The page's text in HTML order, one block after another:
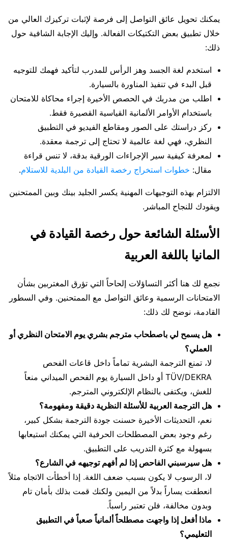
يمكنك تحويل عائق التواصل إلى فرصة لإثبات تركيزك العالي من
خلال تطبيق بعض التكتيكات الفعالة. وإليك الإجابة الشافية حول
ذلك:
استخدم لغة الجسد وهز الرأس للمدرب لتأكيد فهمك للتوجيه
قبل البدء في تنفيذ المناورة بالسيارة.
اطلب من مدربك في الحصص الأخيرة إجراء محاكاة للامتحان
باستخدام الأوامر الألمانية القياسية القصيرة فقط.
ركز دراستك على الصور ومقاطع الفيديو في التطبيق
النظري، فهي لغة عالمية لا تحتاج إلى ترجمة معقدة.
لمعرفة كيفية سير الإجراءات الورقية بدقة، لا تنس قراءة
مقال: خطوات استخراج رخصة القيادة من البلدية للاستلام.
الالتزام بهذه التوجيهات المهنية يكسر الجليد بينك وبين الممتحنين
ويقودك للنجاح المباشر.
الأسئلة الشائعة حول رخصة القيادة في
المانيا باللغة العربية
نجمع لك هنا أكثر التساؤلات إلحاحاً التي تؤرق المغتربين بشأن
الامتحانات الرسمية وعائق التواصل مع الممتحنين. وفي السطور
القادمة، نوضح لك ذلك:
هل يسمح لي باصطحاب مترجم بشري يوم الامتحان النظري أو
العملي؟
لا، تمنع الترجمة البشرية تماماً داخل قاعات الفحص
TÜV/DEKRA أو داخل السيارة يوم الفحص الميداني منعاً
للغش، ويكتفى بالنظام الإلكتروني المترجم.
هل الترجمة العربية للأسئلة النظرية دقيقة ومفهومة؟
نعم، التحديثات الأخيرة حسنت جودة الترجمة بشكل كبير،
رغم وجود بعض المصطلحات الحرفية التي يمكنك استيعابها
بسهولة مع كثرة التدريب على التطبيق.
هل سيرسبني الفاحص إذا لم أفهم توجيهه في الشارع؟
لا، الرسوب لا يكون بسبب ضعف اللغة. إذا أخطأت الاتجاه مثلاً
انعطفت يساراً بدلاً من اليمين ولكنك قمت بذلك بأمان تام
وبدون مخالفة، فلن تعتبر راسباً.
ماذا أفعل إذا واجهت مصطلحاً ألمانياً صعباً في التطبيق
التعليمي؟